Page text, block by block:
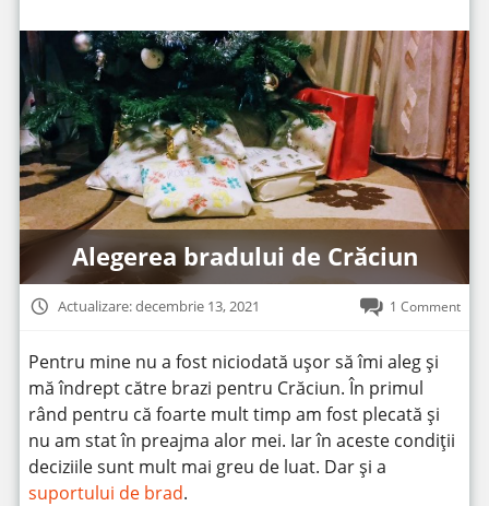
Alegerea bradului de Crăciun
Actualizare: decembrie 13, 2021 1 Comment
Pentru mine nu a fost niciodată ușor să îmi aleg și
mă îndrept către brazi pentru Crăciun. În primul
rând pentru că foarte mult timp am fost plecată și
nu am stat în preajma alor mei. Iar în aceste condiții
deciziile sunt mult mai greu de luat. Dar și a
suportului de brad.